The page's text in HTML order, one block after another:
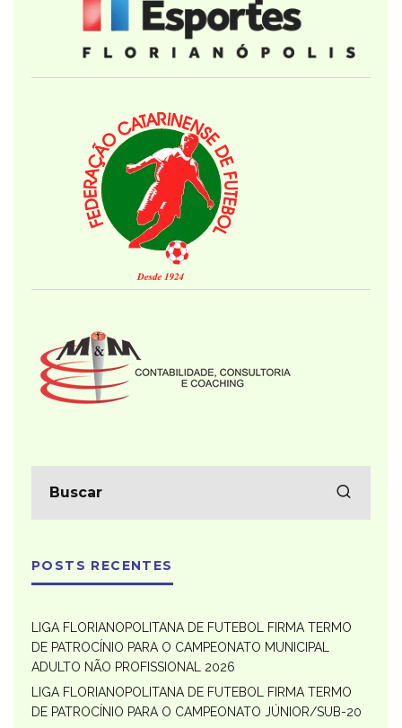
POSTS RECENTES
LIGA FLORIANOPOLITANA DE FUTEBOL FIRMA TERMO
DE PATROCÍNIO PARA O CAMPEONATO MUNICIPAL
ADULTO NÃO PROFISSIONAL 2026
LIGA FLORIANOPOLITANA DE FUTEBOL FIRMA TERMO
DE PATROCÍNIO PARA O CAMPEONATO JÚNIOR/SUB-20